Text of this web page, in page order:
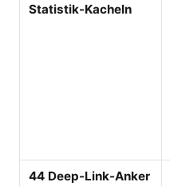
Statistik-Kacheln
44 Deep-Link-Anker